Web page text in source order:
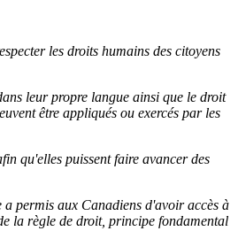
les droits humains des citoyens
leur propre langue ainsi que le droit
être appliqués ou exercés par les
qu'elles puissent faire avancer des
permis aux Canadiens d'avoir accès à
la règle de droit, principe fondamental